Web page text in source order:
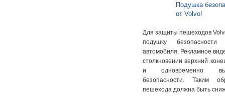
Подушка
от Volvo!
Для защиты пешеходов
подушку
автомобиля. Рекламное
столкновении верхний
и одновременно
безопасности. Таким
пешехода должна быть